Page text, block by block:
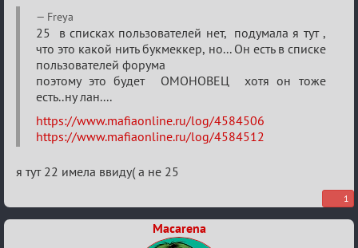
Re:
ВСПОМНИТЬ
ВСЕХ
Freya
25 в списках пользователей нет, подумала я тут ,
что это какой нить букмеккер, но... Он есть в списке
пользователей форума
поэтому это будет ОМОНОВЕЦ хотя он тоже
есть..ну лан....
https://www.mafiaonline.ru/log/4584506
https://www.mafiaonline.ru/log/4584512
я тут 22 имела ввиду( а не 25
1
Macarena